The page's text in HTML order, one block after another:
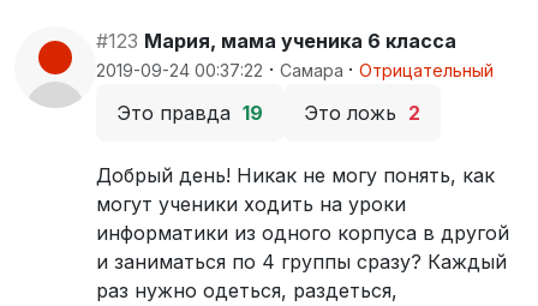
#123 Мария, мама ученика 6 класса
2019-09-24 00:37:22 · Самара · Отрицательный
Это правда 19 Это ложь 2
Добрый день! Никак не могу понять, как
могут ученики ходить на уроки
информатики из одного корпуса в другой
и заниматься по 4 группы сразу? Каждый
раз нужно одеться, раздеться,